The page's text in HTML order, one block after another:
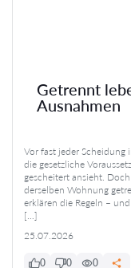
Getrennt
Ausnahmen
Vor fast jeder Scheidung
die gesetzliche
gescheitert ansieht.
derselben Wohnung
erklären die Regeln –
[…]
25.07.2026
0 0 0